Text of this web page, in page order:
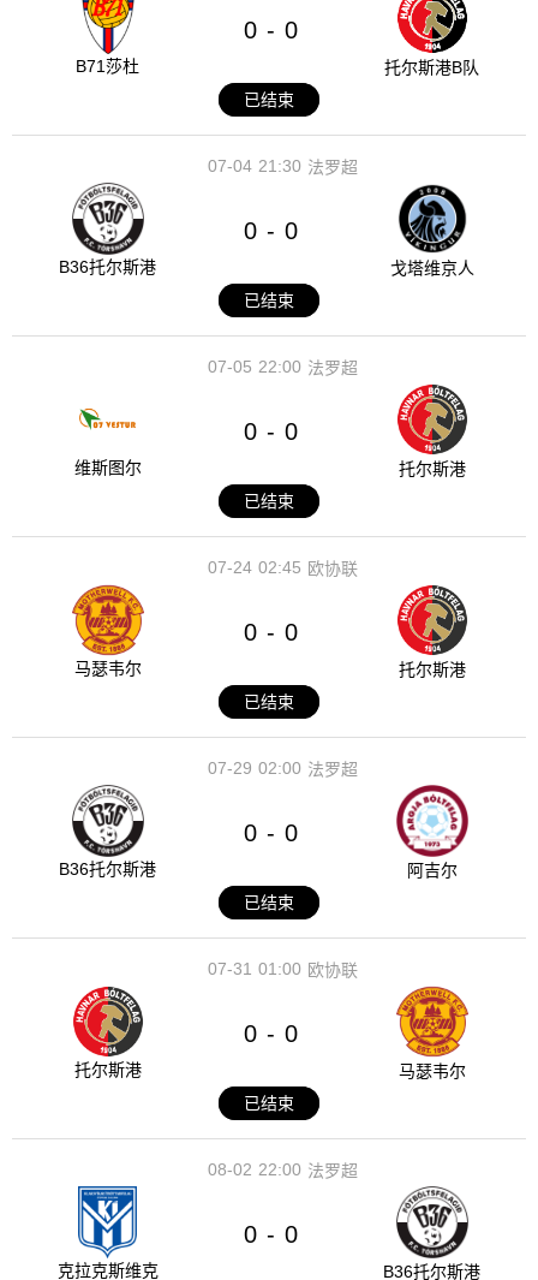
B71莎杜
0 - 0
托尔斯港B队
已结束
21:30
07-04 法罗超
B36托尔斯港
0 - 0
戈塔维京人
已结束
22:00
07-05 法罗超
维斯图尔
0 - 0
托尔斯港
已结束
02:45
07-24 欧协联
马瑟韦尔
0 - 0
托尔斯港
已结束
02:00
07-29 法罗超
B36托尔斯港
0 - 0
阿吉尔
已结束
01:00
07-31 欧协联
托尔斯港
0 - 0
马瑟韦尔
已结束
22:00
08-02 法罗超
克拉克斯维克
0 - 0
B36托尔斯港